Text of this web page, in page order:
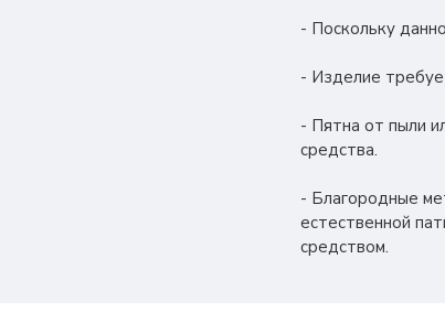
- Поскольку
- Изделие
- Пятна от пыли
средства.
- Благородные
естественной
средством.